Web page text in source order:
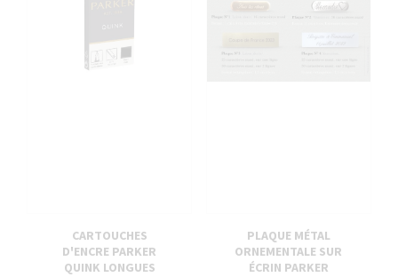
CARTOUCHES
D'ENCRE PARKER
QUINK LONGUES
PLAQUE MÉTAL
ORNEMENTALE SUR
ÉCRIN PARKER